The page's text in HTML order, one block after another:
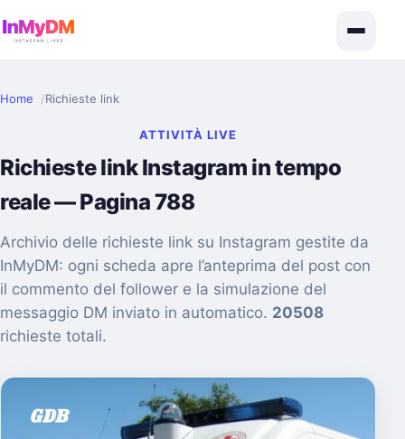
Home Richieste link
ATTIVITÀ LIVE
Richieste link Instagram in tempo
reale — Pagina 788
Archivio delle richieste link su Instagram gestite da
InMyDM: ogni scheda apre l’anteprima del post con
il commento del follower e la simulazione del
messaggio DM inviato in automatico. 20508
richieste totali.